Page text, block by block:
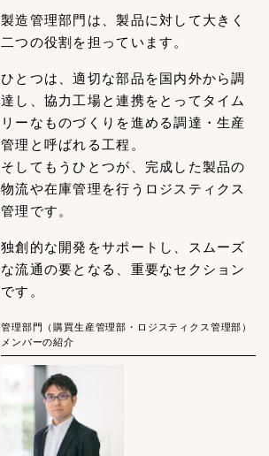
製造管理部門は、製品に対して大きく
二つの役割を担っています。
ひとつは、適切な部品を国内外から調
達し、協力工場と連携をとってタイム
リーなものづくりを進める調達・生産
管理と呼ばれる工程。
そしてもうひとつが、完成した製品の
物流や在庫管理を行うロジスティクス
管理です。
独創的な開発をサポートし、スムーズ
な流通の要となる、重要なセクション
です。
管理部門（購買生産管理部・ロジスティクス管理部）
メンバーの紹介